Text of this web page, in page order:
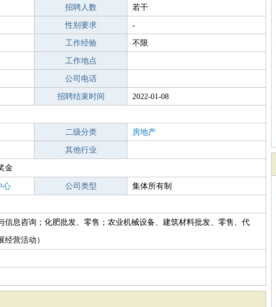
招聘人数 若干
性别要求 -
工作经验 不限
工作地点
公司电话
招聘结束时间 2022-01-08
二级分类 房地产
其他行业
金
心 公司类型 集体所有制
息咨询；化肥批发、零售；农业机械设备、建筑材料批发、零售、代
营活动）